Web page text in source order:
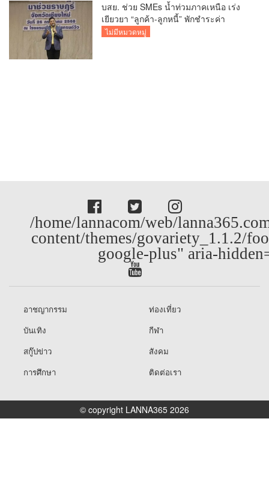
บสย. ช่วย SMEs น้ำท่วมภาคเหนือ เร่ง
เยียวยา “ลูกค้า-ลูกหนี้” พักชำระค่า
ธรรมเนียม-ค่างวด
ไม่มีหมวดหมู่
/home/lannacom/web/
content/themes/govariety_1.1.2/
google-plus" aria-
อาชญากรรม
ท่องเที่ยว
บันเทิง
กีฬา
สกู๊ปข่าว
สังคม
การศึกษา
ติดต่อเรา
© copyright LANNA365 2026